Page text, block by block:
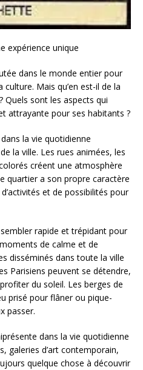
expérience unique
dans le monde entier pour
Mais qu’en est-il de la
Quels sont les aspects qui
attrayante pour ses habitants ?
la vie quotidienne
la ville. Les rues animées, les
créent une atmosphère
quartier a son propre caractère
et de possibilités pour
rapide et trépidant pour
de calme et de
disséminés dans toute la ville
Parisiens peuvent se détendre,
du soleil. Les berges de
prisé pour flâner ou pique-
passer.
dans la vie quotidienne
galeries d’art contemporain,
quelque chose à découvrir